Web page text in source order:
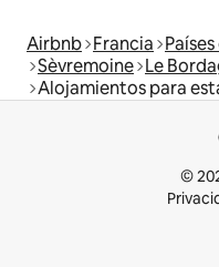
Airbnb Francia
Sèvremoine Le
Alojamientos para
©